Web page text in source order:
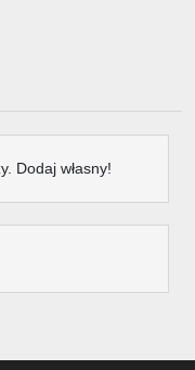
Dodaj własny!